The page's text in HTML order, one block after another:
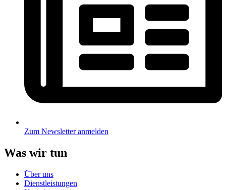
Zum Newsletter anmelden
Was wir tun
Über uns
Dienstleistungen